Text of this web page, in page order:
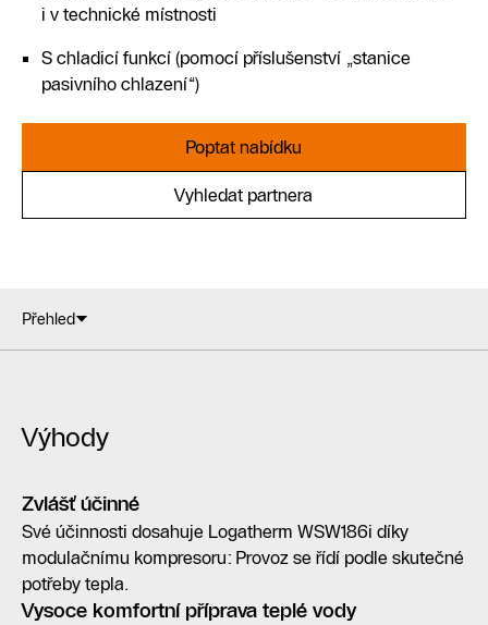
i v technické místnosti
S chladicí funkcí (pomocí příslušenství „stanice
pasivního chlazení“)
Poptat nabídku
Vyhledat partnera
Přehled
Výhody
Zvlášť účinné
Své účinnosti dosahuje Logatherm WSW186i díky
modulačnímu kompresoru: Provoz se řídí podle skutečné
potřeby tepla.
Vysoce komfortní příprava teplé vody